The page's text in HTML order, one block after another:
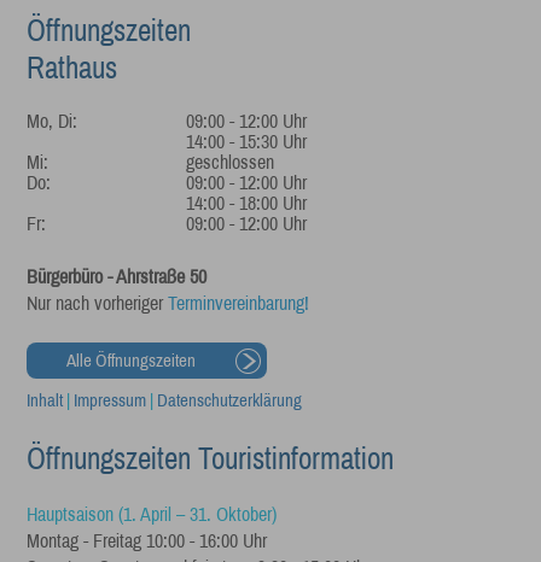
Öffnungszeiten
Rathaus
Mo, Di:
09:00 - 12:00 Uhr
14:00 - 15:30 Uhr
Mi:
geschlossen
Do:
09:00 - 12:00 Uhr
14:00 - 18:00 Uhr
Fr:
09:00 - 12:00 Uhr
Bürgerbüro - Ahrstraße 50
Nur nach vorherigerTerminvereinbarung!
Alle Öffnungszeiten
Inhalt Impressum Datenschutzerklärung
Öffnungszeiten Touristinformation
Hauptsaison (1. April – 31. Oktober)
Montag - Freitag 10:00 - 16:00 Uhr